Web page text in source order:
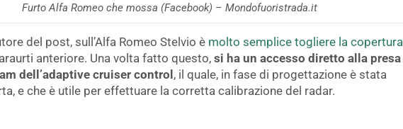
Furto Alfa Romeo che mossa (Facebook) – Mondofuoristrada.it
del post, sull’Alfa Romeo Stelvio è molto semplice togliere la copertura
anteriore. Una volta fatto questo, si ha un accesso diretto alla presa
dell’adaptive cruiser control, il quale, in fase di progettazione è stata
e che è utile per effettuare la corretta calibrazione del radar.